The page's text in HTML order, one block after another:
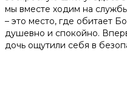
мы вместе ходим на
– это место, где обитает
душевно и спокойно.
дочь ощутили себя в